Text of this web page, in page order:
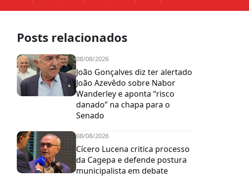
Posts relacionados
08/08/2026
João Gonçalves diz ter alertado
João Azevêdo sobre Nabor
Wanderley e aponta “risco
danado” na chapa para o
Senado
08/08/2026
Cícero Lucena critica processo
da Cagepa e defende postura
municipalista em debate